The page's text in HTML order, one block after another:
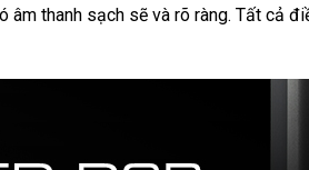
âm thanh sạch sẽ và rõ ràng. Tất cả